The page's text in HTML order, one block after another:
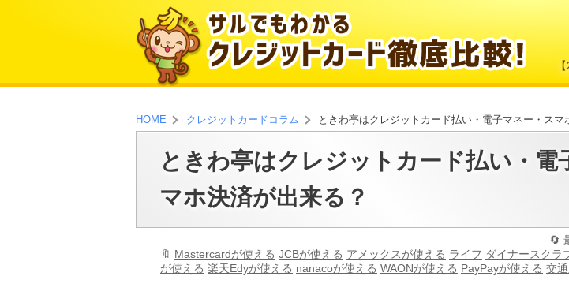
HOME クレジットカードコラム ときわ亭はクレジットカード払い・電子マネー・スマ
ときわ亭はクレジットカード払い・電
マホ決済が出来る？
Mastercardが使える JCBが使える アメックスが使える ライフ ダイナースクラ
が使える 楽天Edyが使える nanacoが使える WAONが使える PayPayが使える 交